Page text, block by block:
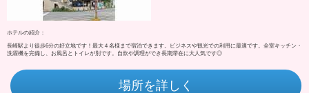
ホテルの紹介：
長崎駅より徒歩6分の好立地です！最大４名様まで宿泊できます。ビジネスや観光での利用に最適です。全室キッチン・
洗濯機を完備し、お風呂とトイレが別です。自炊や調理ができ長期滞在に大人気です◎
場所を詳しく